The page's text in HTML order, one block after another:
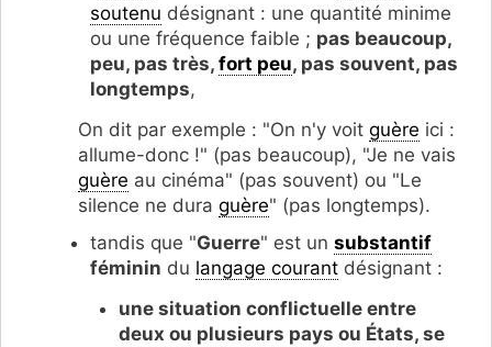
soutenu désignant : une quantité minime
ou une fréquence faible ; pas beaucoup,
peu, pas très, fort peu, pas souvent, pas
longtemps,
On dit par exemple : "On n'y voit guère ici :
allume-donc !" (pas beaucoup), "Je ne vais
guère au cinéma" (pas souvent) ou "Le
silence ne dura guère" (pas longtemps).
tandis que "Guerre" est un substantif
féminin du langage courant désignant :
une situation conflictuelle entre
deux ou plusieurs pays ou États, se